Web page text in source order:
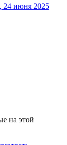
24 июня 2025
на этой